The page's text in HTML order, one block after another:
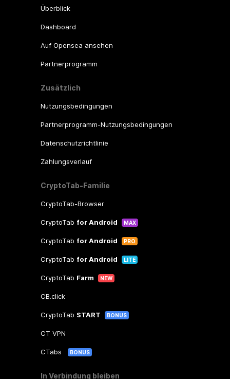
Überblick
Dashboard
Auf Opensea ansehen
Partnerprogramm
Zusätzlich
Nutzungsbedingungen
Partnerprogramm-Nutzungsbedingungen
Datenschutzrichtlinie
Zahlungsverlauf
CryptoTab-Familie
CryptoTab-Browser
CryptoTab for Android MAX
CryptoTab for Android PRO
CryptoTab for Android LITE
CryptoTab Farm NEW
CB.click
CryptoTab START BONUS
CT VPN
CTabs BONUS
In Verbindung bleiben